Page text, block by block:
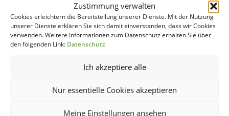
Zustimmung verwalten
Cookies erleichtern die Bereitstellung unserer Dienste. Mit der Nutzung
unserer Dienste erklären Sie sich damit einverstanden, dass wir Cookies
verwenden. Weitere Informationen zum Datenschutz erhalten Sie über
den folgenden Link: Datenschutz
Ich akzeptiere alle
Nur essentielle Cookies akzeptieren
Meine Einstellungen ansehen
Die Straßenzeitung Riss wurde im November 2010
zusammen mit den Straßenzeitungen BISS (München),
Straßenkreuzer (Nürnberg) und Donaustrudl (Regensburg)
mit dem Wilhelm-Hoegner-Preis ausgezeichnet.